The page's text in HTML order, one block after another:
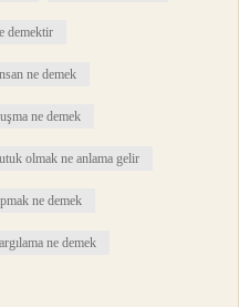
demektir
ne demek
ne demek
olmak ne anlama gelir
ne demek
ne demek